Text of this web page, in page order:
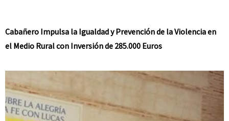
Cabañero Impulsa la Igualdad y Prevención de la Violencia en
el Medio Rural con Inversión de 285.000 Euros